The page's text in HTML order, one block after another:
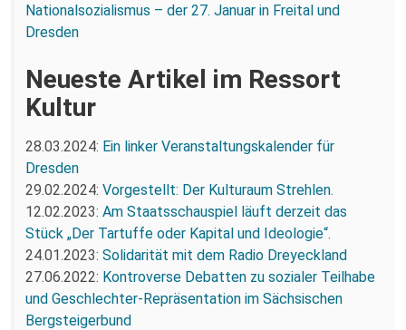
Nationalsozialismus – der 27. Januar in Freital und
Dresden
Neueste Artikel im Ressort
Kultur
28.03.2024: Ein linker Veranstaltungskalender für
Dresden
29.02.2024: Vorgestellt: Der Kulturaum Strehlen.
12.02.2023: Am Staatsschauspiel läuft derzeit das
Stück „Der Tartuffe oder Kapital und Ideologie“.
24.01.2023: Solidarität mit dem Radio Dreyeckland
27.06.2022: Kontroverse Debatten zu sozialer Teilhabe
und Geschlechter-Repräsentation im Sächsischen
Bergsteigerbund